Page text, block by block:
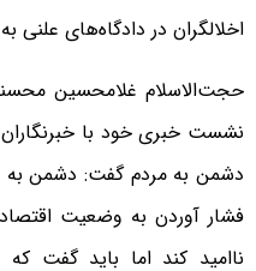
اخلالگران در دادگاه‌های
حجت‌الاسلام غلامحسین
نشست خبری خود با خبرنگاران
دشمن به مردم گفت: دشمن به
فشار آوردن به وضعیت
ناامید کند اما باید گفت